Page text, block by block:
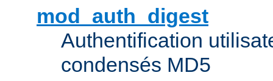
mod_auth_digest
Authentification
condensés MD5